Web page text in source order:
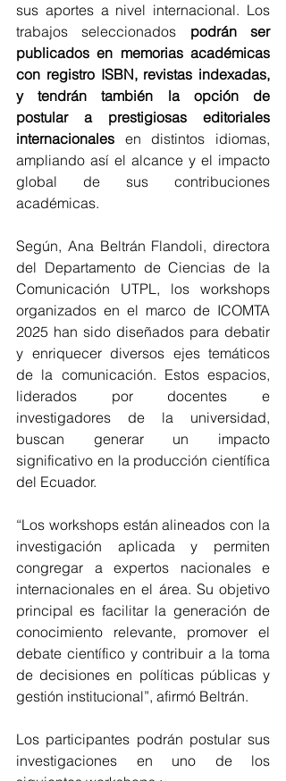
sus aportes a nivel internacional. Los
trabajos seleccionados podrán ser
publicados en memorias académicas
con registro ISBN, revistas indexadas,
y tendrán también la opción de
postular a prestigiosas editoriales
internacionales en distintos idiomas,
ampliando así el alcance y el impacto
global de sus contribuciones
académicas.
Según, Ana Beltrán Flandoli, directora
del Departamento de Ciencias de la
Comunicación UTPL, los workshops
organizados en el marco de ICOMTA
2025 han sido diseñados para debatir
y enriquecer diversos ejes temáticos
de la comunicación. Estos espacios,
liderados por docentes e
investigadores de la universidad,
buscan generar un impacto
significativo en la producción científica
del Ecuador.
“Los workshops están alineados con la
investigación aplicada y permiten
congregar a expertos nacionales e
internacionales en el área. Su objetivo
principal es facilitar la generación de
conocimiento relevante, promover el
debate científico y contribuir a la toma
de decisiones en políticas públicas y
gestión institucional”, afirmó Beltrán.
Los participantes podrán postular sus
investigaciones en uno de los